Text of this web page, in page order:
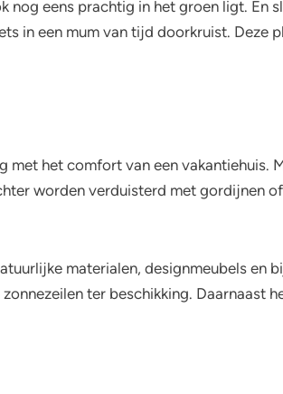
eens prachtig in het groen ligt. En
in een mum van tijd doorkruist. Deze
het comfort van een vakantiehuis.
worden verduisterd met gordijnen
materialen, designmeubels en
ter beschikking. Daarnaast